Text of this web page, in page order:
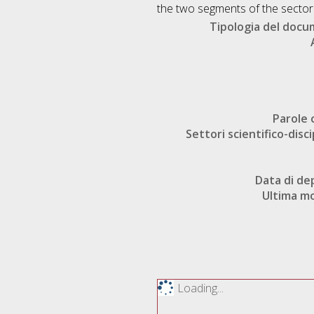
the two segments of the
Tipologia del
Parole
Settori scientifico-
Data di
Ultima
Loading...